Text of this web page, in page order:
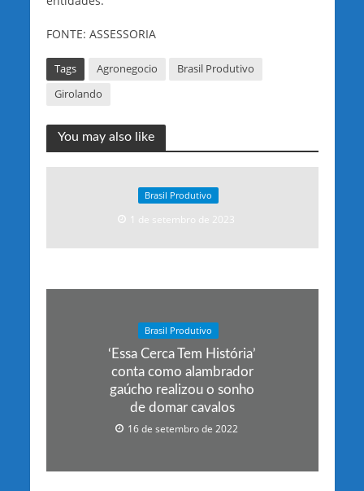
FONTE: ASSESSORIA
Tags Agronegocio
Brasil Produtivo
Girolando
You may also like
Brasil Produtivo
1 de setembro de 2023
Brasil Produtivo
‘Essa Cerca Tem História’
conta como alambrador
gaúcho realizou o sonho
de domar cavalos
16 de setembro de 2022